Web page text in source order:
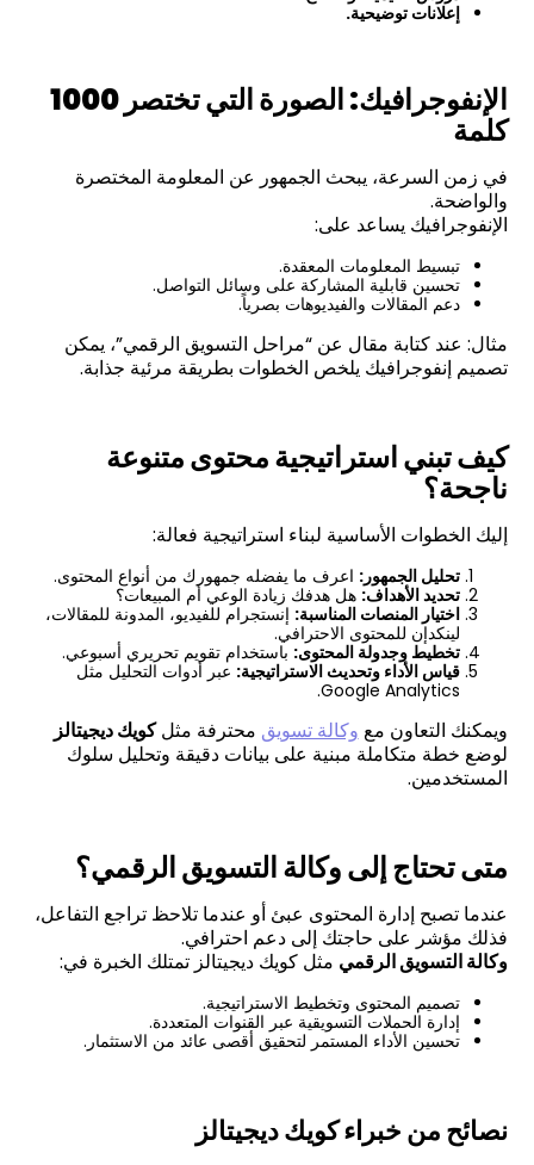
إعلانات توضيحية.
الإنفوجرافيك: الصورة التي تختصر 1000
كلمة
في زمن السرعة، يبحث الجمهور عن المعلومة المختصرة
والواضحة.
الإنفوجرافيك يساعد على:
تبسيط المعلومات المعقدة.
تحسين قابلية المشاركة على وسائل التواصل.
دعم المقالات والفيديوهات بصرياً.
مثال: عند كتابة مقال عن “مراحل التسويق الرقمي”، يمكن
تصميم إنفوجرافيك يلخص الخطوات بطريقة مرئية جذابة.
كيف تبني استراتيجية محتوى متنوعة
ناجحة؟
إليك الخطوات الأساسية لبناء استراتيجية فعالة:
تحليل الجمهور: اعرف ما يفضله جمهورك من أنواع المحتوى.
تحديد الأهداف: هل هدفك زيادة الوعي أم المبيعات؟
اختيار المنصات المناسبة: إنستجرام للفيديو، المدونة للمقالات،
لينكدإن للمحتوى الاحترافي.
تخطيط وجدولة المحتوى: باستخدام تقويم تحريري أسبوعي.
قياس الأداء وتحديث الاستراتيجية: عبر أدوات التحليل مثل
Google Analytics.
ويمكنك التعاون مع وكالة تسويق محترفة مثلكويك ديجيتالز
لوضع خطة متكاملة مبنية على بيانات دقيقة وتحليل سلوك
المستخدمين.
متى تحتاج إلى وكالة التسويق الرقمي؟
عندما تصبح إدارة المحتوى عبئ أو عندما تلاحظ تراجع التفاعل،
فذلك مؤشر على حاجتك إلى دعم احترافي.
وكالة التسويق الرقمي مثل كويك ديجيتالز تمتلك الخبرة في:
تصميم المحتوى وتخطيط الاستراتيجية.
إدارة الحملات التسويقية عبر القنوات المتعددة.
تحسين الأداء المستمر لتحقيق أقصى عائد من الاستثمار.
نصائح من خبراء كويك ديجيتالز